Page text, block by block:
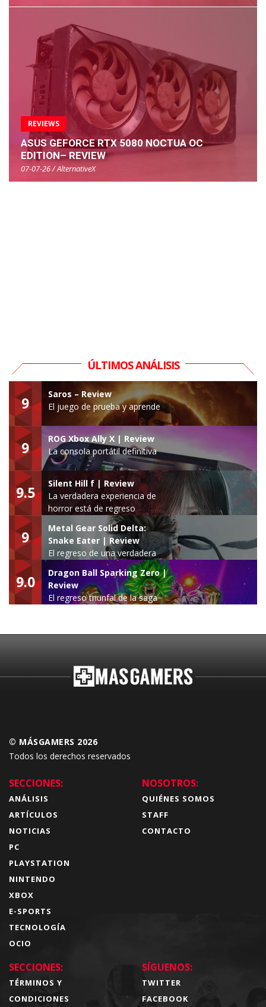
REVIEWS
ASUS GEFORCE RTX 5080 NOCTUA OC
EDITION– REVIEW
07-07-26 / AlternativeX
ÚLTIMOS ANÁLISIS
9
Saros – Review
El juego de prueba y aprende
9
ROG Xbox Ally X | Review
La consola portátil definitiva
9.5
Silent Hill f | Review
La verdadera experiencia de
horror está de regreso
9
Metal Gear Solid Delta:
Snake Eater | Review
El regreso de una verdadera
leyenda
9.0
Dragon Ball Sparking Zero |
Review
El regreso triunfal de la saga
© MÁSGAMERS 2026
Todos los derechos reservados
SECCIONES:
ANÁLISIS
ARTÍCULOS
NOTICIAS
PC
PLAYSTATION
NINTENDO
XBOX
E-SPORTS
TECNOLOGÍA
OCIO
NOSOTROS:
QUIÉNES SOMOS
STAFF
CONTACTO
SECCIONES:
TÉRMINOS Y
CONDICIONES
SÍGUENOS:
TWITTER
FACEBOOK